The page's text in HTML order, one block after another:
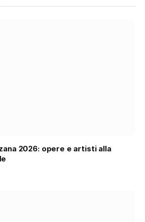
2026: opere e artisti alla